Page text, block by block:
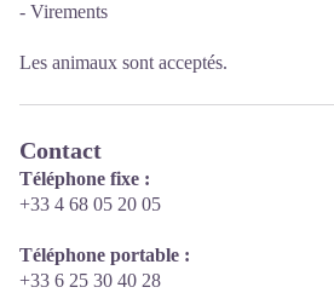
- Virements
Les animaux sont acceptés.
Contact
Téléphone fixe :
+33 4 68 05 20 05
Téléphone portable :
+33 6 25 30 40 28